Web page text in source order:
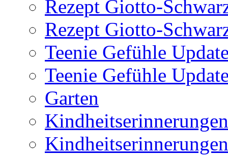
Rezept Giotto-
Rezept Giotto-
Teenie Gefühle
Teenie Gefühle
Garten
Kindheitserinnerungen
Kindheitserinnerungen